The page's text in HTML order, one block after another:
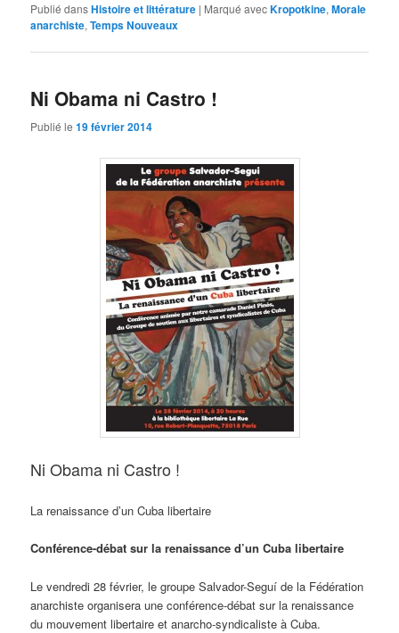
Publié dansHistoire et littérature | Marqué avecKropotkine,Morale
anarchiste,Temps Nouveaux
Ni Obama ni Castro !
Publié le19 février 2014
Ni Obama ni Castro !
La renaissance d’un Cuba libertaire
Conférence-débat sur la renaissance d’un Cuba libertaire
Le vendredi 28 février, le groupe Salvador-Seguí de la Fédération
anarchiste organisera une conférence-débat sur la renaissance
du mouvement libertaire et anarcho-syndicaliste à Cuba.